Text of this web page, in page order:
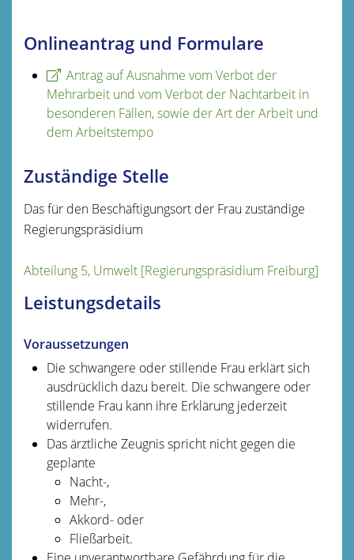
Onlineantrag und Formulare
Antrag auf Ausnahme vom Verbot der
Mehrarbeit und vom Verbot der Nachtarbeit in
besonderen Fällen, sowie der Art der Arbeit und
dem Arbeitstempo
Zuständige Stelle
Das für den Beschäftigungsort der Frau zuständige
Regierungspräsidium
Abteilung 5, Umwelt [Regierungspräsidium Freiburg]
Leistungsdetails
Voraussetzungen
Die schwangere oder stillende Frau erklärt sich
ausdrücklich dazu bereit. Die schwangere oder
stillende Frau kann ihre Erklärung jederzeit
widerrufen.
Das ärztliche Zeugnis spricht nicht gegen die
geplante
Nacht-,
Mehr-,
Akkord- oder
Fließarbeit.